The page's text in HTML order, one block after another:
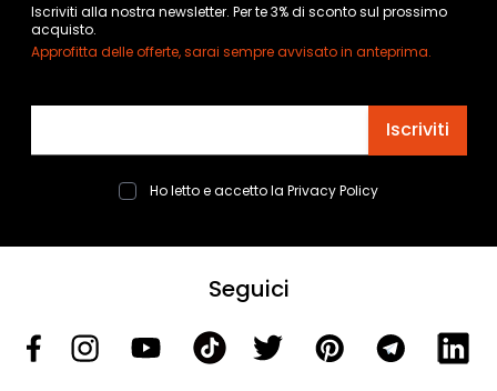
Iscriviti alla nostra newsletter. Per te 3% di sconto sul prossimo
acquisto.
Approfitta delle offerte, sarai sempre avvisato in anteprima.
Iscriviti
Ho letto e accetto la Privacy Policy
Seguici